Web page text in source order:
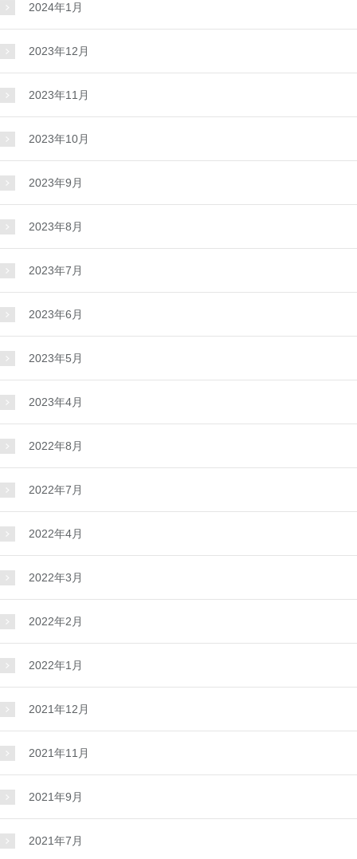
2024年1月
2023年12月
2023年11月
2023年10月
2023年9月
2023年8月
2023年7月
2023年6月
2023年5月
2023年4月
2022年8月
2022年7月
2022年4月
2022年3月
2022年2月
2022年1月
2021年12月
2021年11月
2021年9月
2021年7月